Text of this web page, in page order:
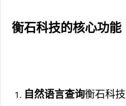
衡石科技的核心功能
自然语言查询衡石科